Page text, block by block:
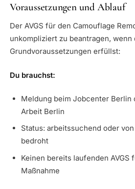
Voraussetzungen und Ablauf
Der AVGS für den Camouflage
unkompliziert zu beantragen, wenn
Grundvoraussetzungen erfüllst:
Du brauchst:
Meldung beim Jobcenter Berlin
Arbeit Berlin
Status: arbeitssuchend oder
bedroht
Keinen bereits laufenden AVGS
Maßnahme